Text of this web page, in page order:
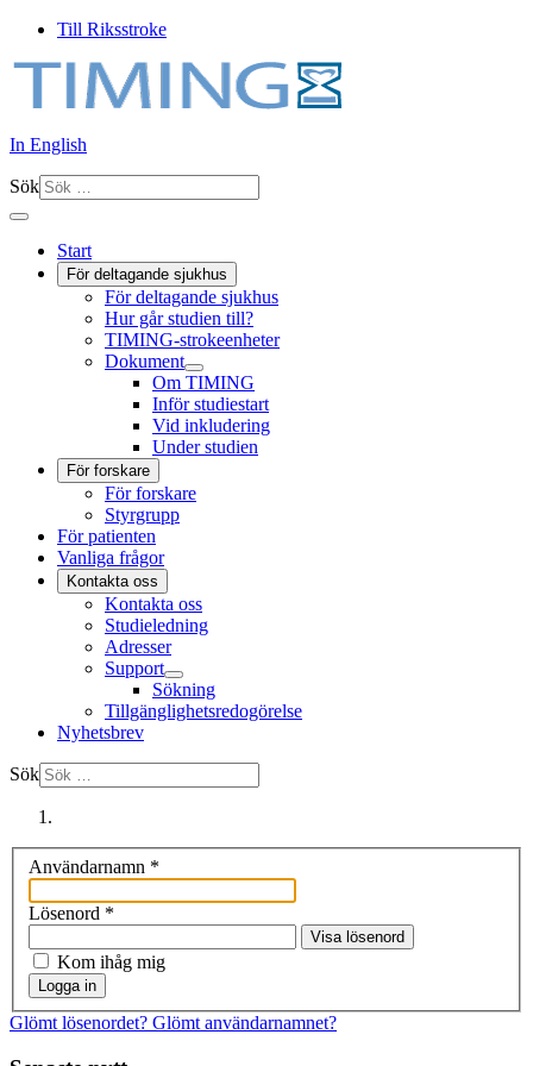
Till Riksstroke
In English
Sök
Start
För deltagande sjukhus
För deltagande sjukhus
Hur går studien till?
TIMING-strokeenheter
Dokument
Om TIMING
Inför studiestart
Vid inkludering
Under studien
För forskare
För forskare
Styrgrupp
För patienten
Vanliga frågor
Kontakta oss
Kontakta oss
Studieledning
Adresser
Support
Sökning
Tillgänglighetsredogörelse
Nyhetsbrev
Sök
Användarnamn *
Lösenord *
Visa lösenord
Kom ihåg mig
Logga in
Glömt lösenordet? Glömt användarnamnet?